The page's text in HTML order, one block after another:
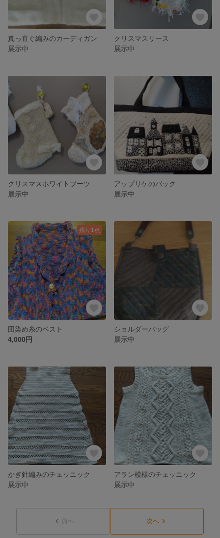
真っ直ぐ編みのカーディガン
展示中
クリスマスリース
展示中
クリスマスホワイトブーツ
展示中
アップリケのバック
展示中
残り1点
団染め糸のベスト
4,000円
ショルダーバッグ
展示中
かぎ針編みのチェッニック
展示中
アラン模様のチェッニック
展示中
前へ 次へ